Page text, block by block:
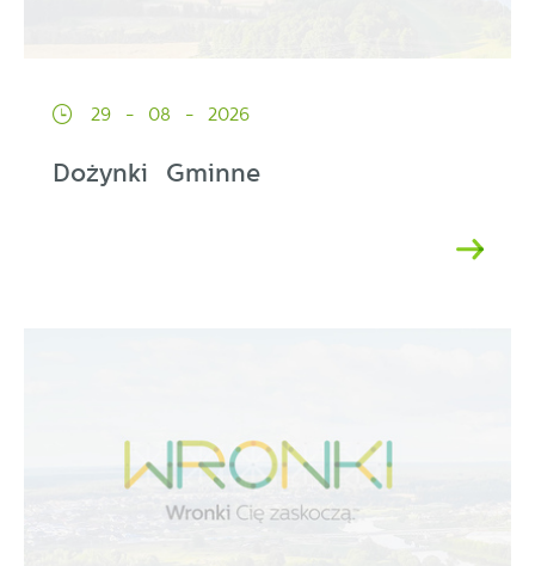
29 - 08 - 2026
Dożynki Gminne